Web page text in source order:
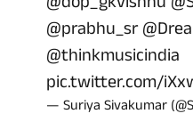
@prabhu_sr
@thinkmusicindia
pic.twitter.com/
— Suriya Sivakumar